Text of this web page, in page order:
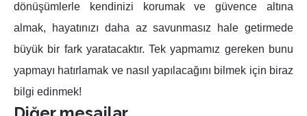
dönüşümlerle kendinizi korumak ve güvence altına
almak, hayatınızı daha az savunmasız hale getirmede
büyük bir fark yaratacaktır. Tek yapmamız gereken bunu
yapmayı hatırlamak ve nasıl yapılacağını bilmek için biraz
bilgi edinmek!